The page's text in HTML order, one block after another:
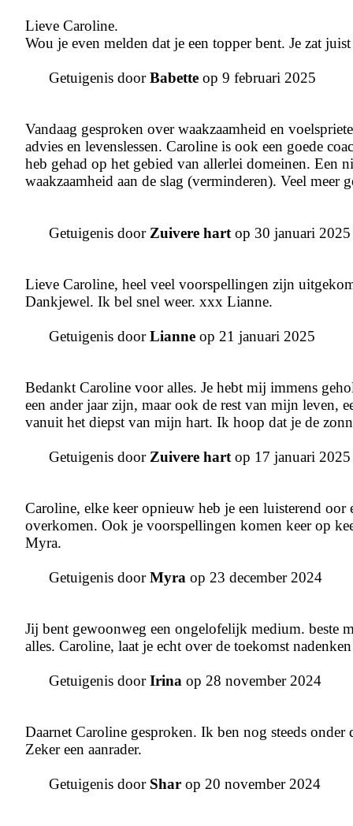
Lieve Caroline.
Wou je even melden dat je een topper bent. Je zat
Getuigenis doorBabette op 9 februari 2025
Vandaag gesproken over waakzaamheid en
advies en levenslessen. Caroline is ook een goede
heb gehad op het gebied van allerlei domeinen.
waakzaamheid aan de slag (verminderen). Veel meer
Getuigenis doorZuivere hartop 30 januari 2025
Lieve Caroline, heel veel voorspellingen zijn
Dankjewel. Ik bel snel weer. xxx Lianne.
Getuigenis doorLianne op 21 januari 2025
Bedankt Caroline voor alles. Je hebt mij immens
een ander jaar zijn, maar ook de rest van mijn leven,
vanuit het diepst van mijn hart. Ik hoop dat je de
Getuigenis doorZuivere hartop 17 januari 2025
Caroline, elke keer opnieuw heb je een luisterend
overkomen. Ook je voorspellingen komen keer op
Myra.
Getuigenis doorMyra op 23 december 2024
Jij bent gewoonweg een ongelofelijk medium. beste
alles. Caroline, laat je echt over de toekomst
Getuigenis doorIrina op 28 november 2024
Daarnet Caroline gesproken. Ik ben nog steeds
Zeker een aanrader.
Getuigenis door Shar op 20 november 2024